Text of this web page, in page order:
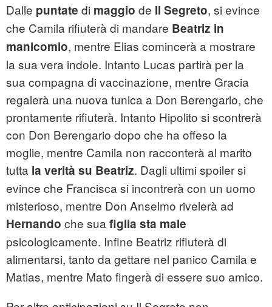
Dalle puntate di maggio de Il Segreto, si evince
che Camila rifiuterà di mandare Beatriz in
manicomio, mentre Elias comincerà a mostrare
la sua vera indole. Intanto Lucas partirà per la
sua compagna di vaccinazione, mentre Gracia
regalerà una nuova tunica a Don Berengario, che
prontamente rifiuterà. Intanto Hipolito si scontrerà
con Don Berengario dopo che ha offeso la
moglie, mentre Camila non racconterà al marito
tutta la verità su Beatriz. Dagli ultimi spoiler si
evince che Francisca si incontrerà con un uomo
misterioso, mentre Don Anselmo rivelerà ad
Hernando che sua figlia sta male
psicologicamente. Infine Beatriz rifiuterà di
alimentarsi, tanto da gettare nel panico Camila e
Matias, mentre Mato fingerà di essere suo amico.